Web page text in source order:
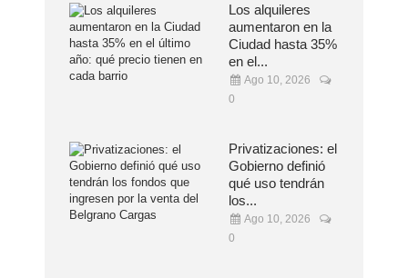
Los alquileres
aumentaron en la
Ciudad hasta 35%
en el...
Ago 10, 2026
0
Privatizaciones: el
Gobierno definió
qué uso tendrán
los...
Ago 10, 2026
0